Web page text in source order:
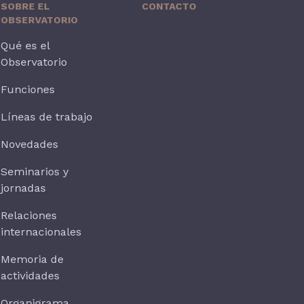
SOBRE EL
OBSERVATORIO
Qué es el
Observatorio
Funciones
Líneas de trabajo
Novedades
Seminarios y
jornadas
Relaciones
internacionales
Memoria de
actividades
CONTACTO